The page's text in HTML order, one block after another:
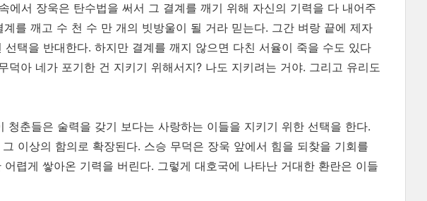
에서 장욱은 탄수법을 써서 그 결계를 깨기 위해 자신의 기력을 다 내어주
를 깨고 수 천 수 만 개의 빗방울이 될 거라 믿는다. 그간 벼랑 끝에 제자
택을 반대한다. 하지만 결계를 깨지 않으면 다친 서율이 죽을 수도 있다
덕아 네가 포기한 건 지키기 위해서지? 나도 지키려는 거야. 그리고 유리도
춘들은 술력을 갖기 보다는 사랑하는 이들을 지키기 위한 선택을 한다.
이상의 함의로 확장된다. 스승 무덕은 장욱 앞에서 힘을 되찾을 기회를
렵게 쌓아온 기력을 버린다. 그렇게 대호국에 나타난 거대한 환란은 이들